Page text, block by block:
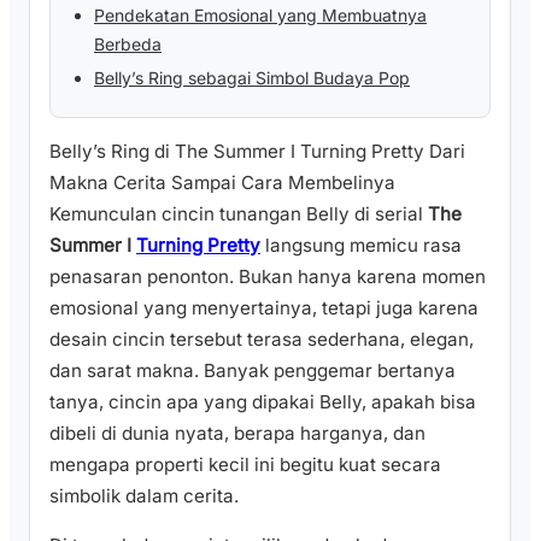
Pendekatan Emosional yang Membuatnya
Berbeda
Belly’s Ring sebagai Simbol Budaya Pop
Belly’s Ring di The Summer I Turning Pretty Dari
Makna Cerita Sampai Cara Membelinya
Kemunculan cincin tunangan Belly di serial The
Summer I Turning Pretty langsung memicu rasa
penasaran penonton. Bukan hanya karena momen
emosional yang menyertainya, tetapi juga karena
desain cincin tersebut terasa sederhana, elegan,
dan sarat makna. Banyak penggemar bertanya
tanya, cincin apa yang dipakai Belly, apakah bisa
dibeli di dunia nyata, berapa harganya, dan
mengapa properti kecil ini begitu kuat secara
simbolik dalam cerita.